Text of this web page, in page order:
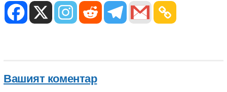
Вашият коментар